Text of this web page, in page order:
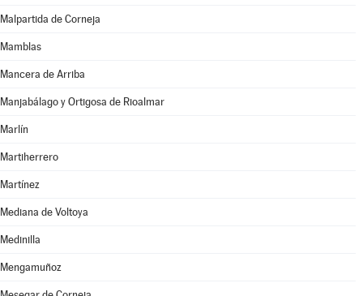
Malpartida de Corneja
Mamblas
Mancera de Arriba
Manjabálago y Ortigosa de Rioalmar
Marlín
Martiherrero
Martínez
Mediana de Voltoya
Medinilla
Mengamuñoz